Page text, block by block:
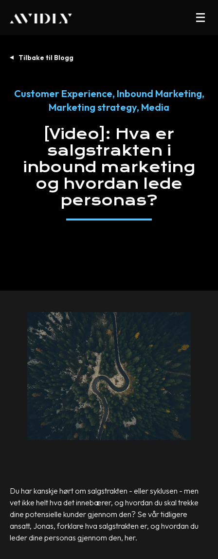
Tilbake til Blogg
Customer Experience, Inbound Marketing,
Marketing strategy, Media
[Video]: Hva er
salgstrakten i
inbound marketing
og hvordan
lede
personas?
Du har kanskje hørt om salgstrakten - eller syklusen - men
vet ikke helt hva det innebærer, og hvordan du skal trekke
dine potensielle kunder gjennom den? Se vår tidligere
ansatt, Jonas, forklare hva salgstrakten er, og hvordan du
leder dine personas gjennom den, her.